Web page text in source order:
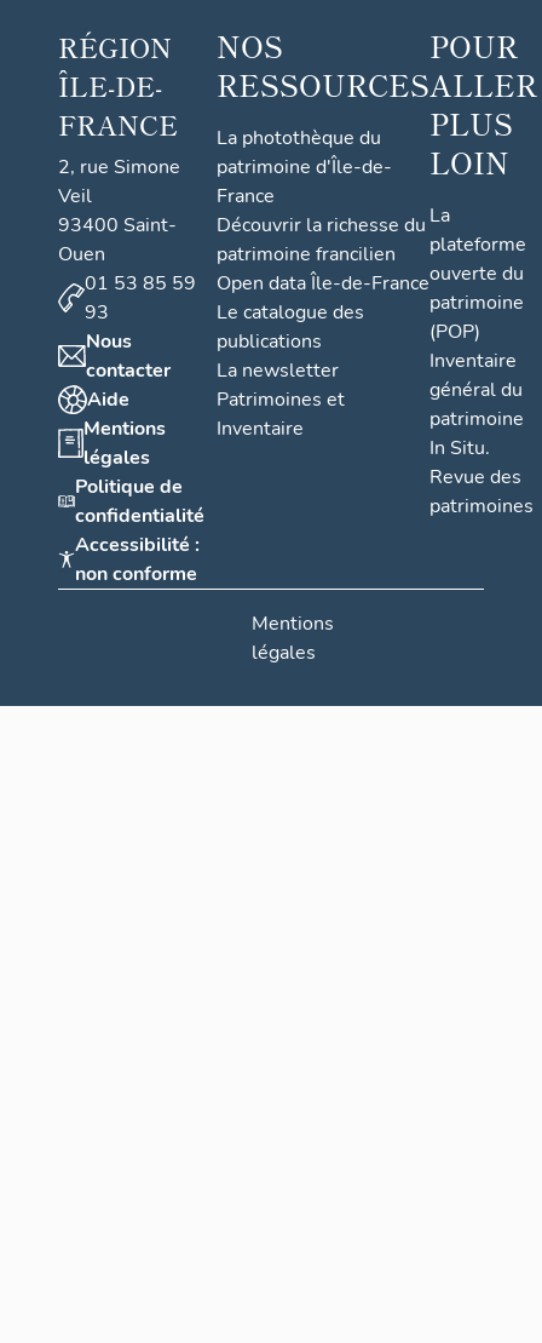
RÉGION
ÎLE-DE-
FRANCE
2, rue Simone
Veil
93400 Saint-
Ouen
01 53 85 59
93
Nous
contacter
Aide
Mentions
légales
Politique de
confidentialité
Accessibilité :
non conforme
NOS
RESSOURCES
La photothèque du
patrimoine d'Île-de-
France
Découvrir la richesse du
patrimoine francilien
Open data Île-de-France
Le catalogue des
publications
La newsletter
Patrimoines et
Inventaire
POUR
ALLER
PLUS
LOIN
La
plateforme
ouverte du
patrimoine
(POP)
Inventaire
général du
patrimoine
In Situ.
Revue des
patrimoines
Mentions
légales